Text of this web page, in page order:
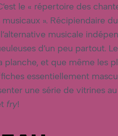
le « répertoire des
». Récipiendaire
musicale
d’un peu partout.
planche, et que même les
essentiellement
une série de vitrines
fry!